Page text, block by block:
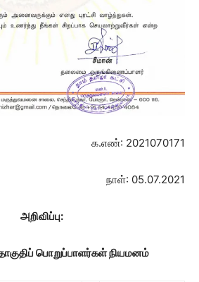
க.எண்: 2021070171
நாள்: 05.07.2021
அறிவிப்பு:
பொறுப்பாளர்கள் நியமனம்